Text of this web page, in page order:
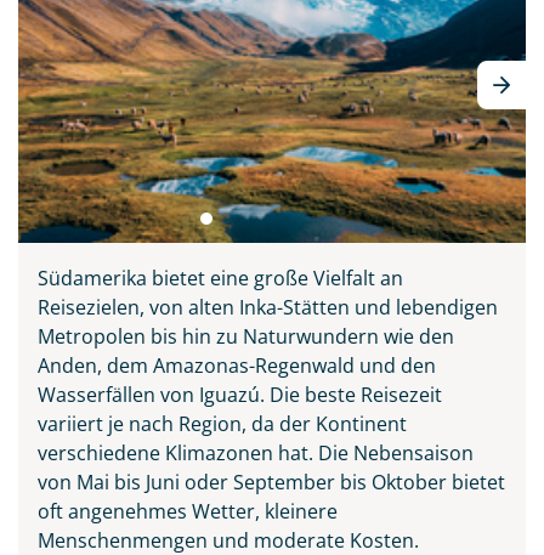
© forcdan - Fotolia
Südamerika bietet eine große Vielfalt an
Reisezielen, von alten Inka-Stätten und lebendigen
Metropolen bis hin zu Naturwundern wie den
Anden, dem Amazonas-Regenwald und den
Wasserfällen von Iguazú. Die beste Reisezeit
variiert je nach Region, da der Kontinent
verschiedene Klimazonen hat. Die Nebensaison
von Mai bis Juni oder September bis Oktober bietet
oft angenehmes Wetter, kleinere
Menschenmengen und moderate Kosten.